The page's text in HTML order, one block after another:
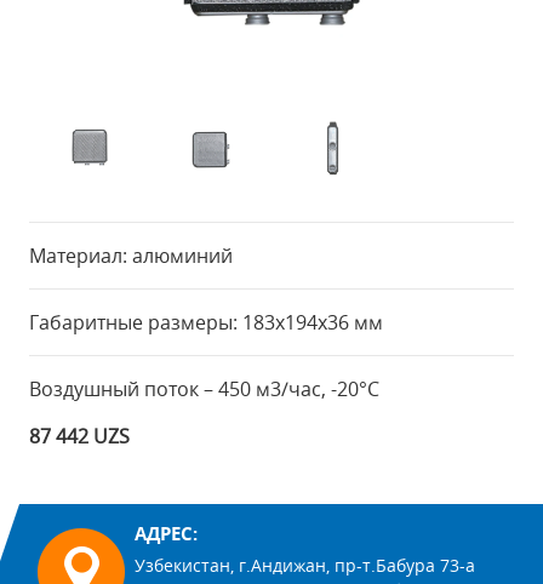
Материал: алюминий
Габаритные размеры: 183x194x36 мм
Воздушный поток – 450 м3/час, -20°С
87 442 UZS
АДРЕС:
Узбекистан, г.Андижан, пр-т.Бабура 73-а